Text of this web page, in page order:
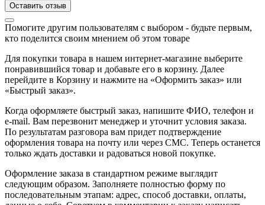
Оставить отзыв
Помогите другим пользователям с выбором - будьте первым,
кто поделится своим мнением об этом товаре
Для покупки товара в нашем интернет-магазине выберите
понравившийся товар и добавьте его в корзину. Далее
перейдите в Корзину и нажмите на «Оформить заказ» или
«Быстрый заказ».
Когда оформляете быстрый заказ, напишите ФИО, телефон и
e-mail. Вам перезвонит менеджер и уточнит условия заказа.
По результатам разговора вам придет подтверждение
оформления товара на почту или через СМС. Теперь останется
только ждать доставки и радоваться новой покупке.
Оформление заказа в стандартном режиме выглядит
следующим образом. Заполняете полностью форму по
последовательным этапам: адрес, способ доставки, оплаты,